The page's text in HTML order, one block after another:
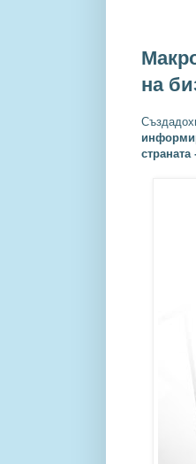
на
страната